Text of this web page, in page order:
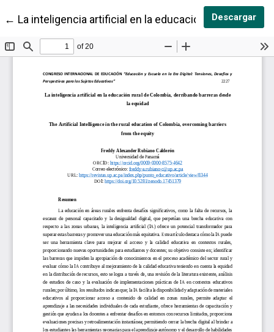
← Volver a los detalles del artículo
La inteligencia artificial en la educación rural de
Descargar